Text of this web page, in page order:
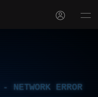
NETWORK ERROR